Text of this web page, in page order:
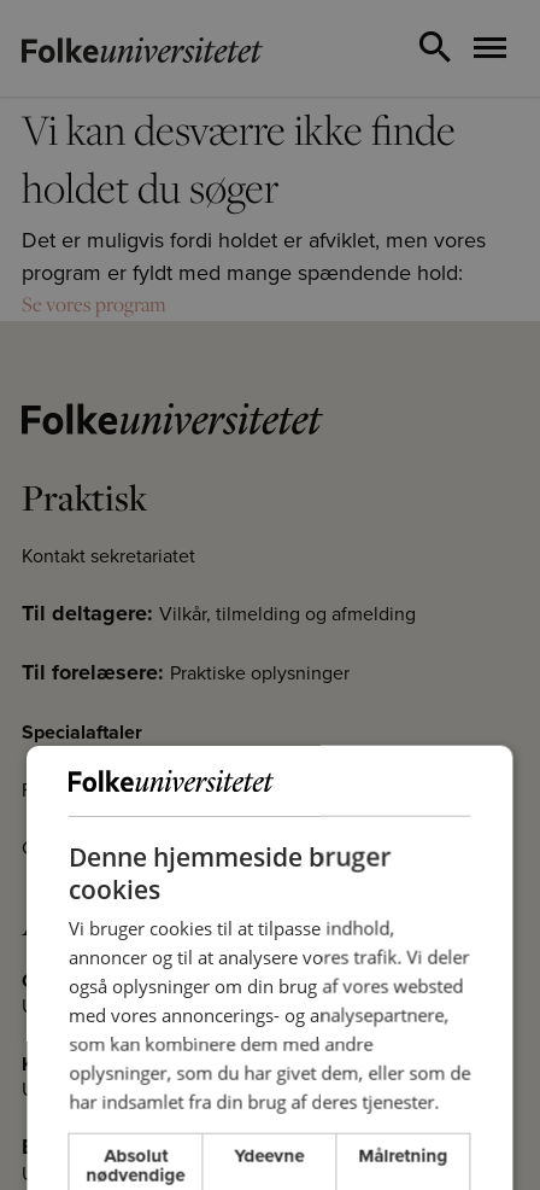
Vi kan desværre ikke finde
holdet du søger
Det er muligvis fordi holdet er afviklet, men vores
program er fyldt med mange spændende hold:
Se vores program
Praktisk
Kontakt sekretariatet
Til deltagere: Vilkår, tilmelding og afmelding
Til forelæsere: Praktiske oplysninger
Specialaftaler
Fakta om Folkeuniversitetet
Cookiedeklaration
Afdelinger
Odense
Undervisningssteder i Odense
Kolding
Undervisningssteder i Kolding
Esbjerg
Undervisningssteder i Esbjerg
Denne hjemmeside bruger
cookies
Vi bruger cookies til at tilpasse indhold,
annoncer og til at analysere vores trafik. Vi deler
også oplysninger om din brug af vores websted
med vores annoncerings- og analysepartnere,
som kan kombinere dem med andre
oplysninger, som du har givet dem, eller som de
har indsamlet fra din brug af deres tjenester.
Absolut
nødvendige
Ydeevne Målretning